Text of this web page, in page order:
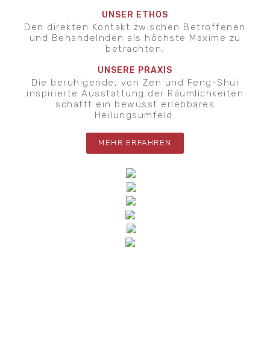
UNSER ETHOS
Den direkten Kontakt zwischen Betroffenen
und Behandelnden als höchste Maxime zu
betrachten.
UNSERE PRAXIS
Die beruhigende, von Zen und Feng-Shui
inspirierte Ausstattung der Räumlichkeiten
schafft ein bewusst erlebbares
Heilungsumfeld.
MEHR ERFAHREN